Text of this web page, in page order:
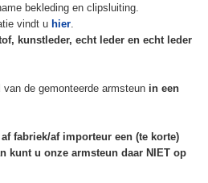
bekleding en clipsluiting.
vindt u hier.
kunstleder, echt leder en echt leder
van de gemonteerde armsteun in een
fabriek/af importeur een (te korte)
kunt u onze armsteun daar NIET op